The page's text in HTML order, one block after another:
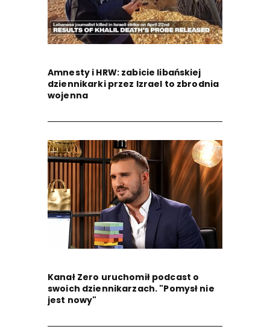
Amnesty i HRW: zabicie libańskiej
dziennikarki przez Izrael to zbrodnia
wojenna
Kanał Zero uruchomił podcast o
swoich dziennikarzach. "Pomysł nie
jest nowy"